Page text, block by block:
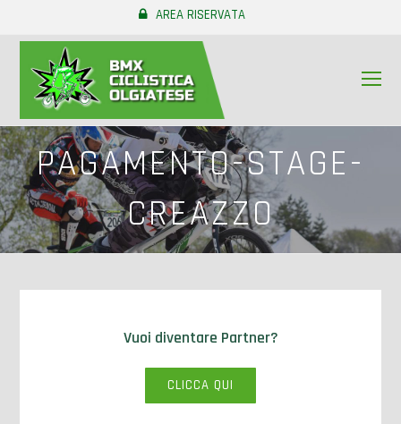
AREA RISERVATA
PAGAMENTO-STAGE-
CREAZZO
Vuoi diventare Partner?
CLICCA QUI